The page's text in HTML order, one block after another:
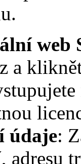
web
a
údaje:
adresu